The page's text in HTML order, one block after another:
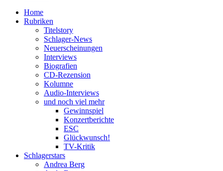
Home
Rubriken
Titelstory
Schlager-News
Neuerscheinungen
Interviews
Biografien
CD-Rezension
Kolumne
Audio-Interviews
und noch viel mehr
Gewinnspiel
Konzertberichte
ESC
Glückwunsch!
TV-Kritik
Schlagerstars
Andrea Berg